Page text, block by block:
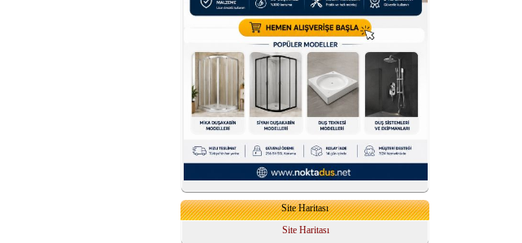
Site Haritası
Site Haritası